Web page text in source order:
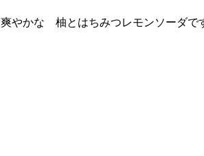
爽やかな 柚とはちみつレモンソーダで